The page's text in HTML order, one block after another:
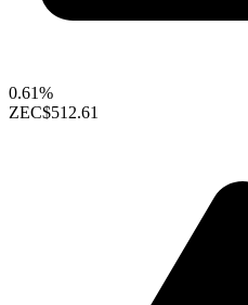
0.61%
ZEC$512.61